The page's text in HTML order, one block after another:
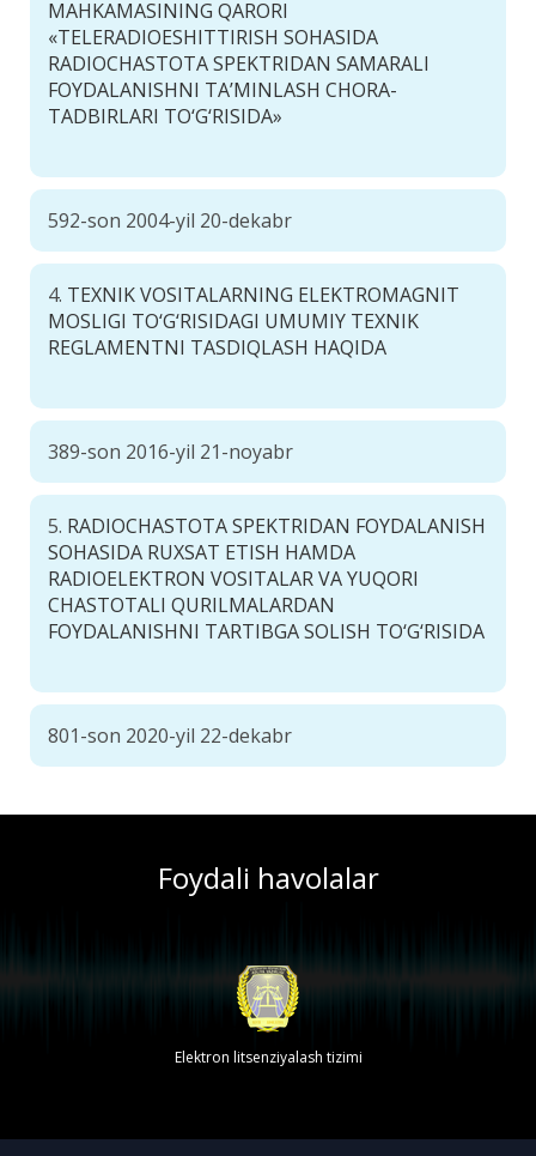
MAHKAMASINING QARORI
«TELERADIOESHITTIRISH SOHASIDA
RADIOCHASTOTA SPEKTRIDAN SAMARALI
FOYDALANISHNI TA’MINLASH CHORA-
TADBIRLARI TO‘G‘RISIDA»
592-son 2004-yil 20-dekabr
4. TEXNIK VOSITALARNING ELEKTROMAGNIT
MOSLIGI TO‘G‘RISIDAGI UMUMIY TEXNIK
REGLAMENTNI TASDIQLASH HAQIDA
389-son 2016-yil 21-noyabr
5. RADIOCHASTOTA SPEKTRIDAN FOYDALANISH
SOHASIDA RUXSAT ETISH HAMDA
RADIOELEKTRON VOSITALAR VA YUQORI
CHASTOTALI QURILMALARDAN
FOYDALANISHNI TARTIBGA SOLISH TO‘G‘RISIDA
801-son 2020-yil 22-dekabr
Foydali havolalar
Elektron litsenziyalash tizimi